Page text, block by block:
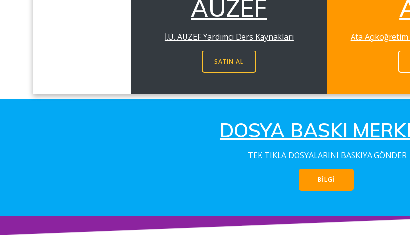
AUZEF
İ.Ü. AUZEF Yardımcı Ders Kaynakları
SATIN AL
Ata Açıköğretim
DOSYA BASKI
TEK TIKLA DOSYALARINI BASKIYA GÖNDER
BİLGİ